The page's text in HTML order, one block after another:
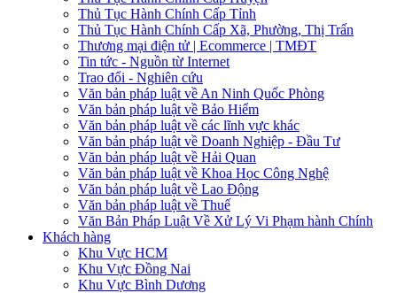
Thủ Tục Hành Chính Cấp Tỉnh
Thủ Tục Hành Chính Cấp Xã, Phường, Thị Trấn
Thương mại điện tử | Ecommerce | TMĐT
Tin tức - Nguồn từ Internet
Trao đổi - Nghiên cứu
Văn bản pháp luật về An Ninh Quốc Phòng
Văn bản pháp luật về Bảo Hiểm
Văn bản pháp luật về các lĩnh vực khác
Văn bản pháp luật về Doanh Nghiệp - Đầu Tư
Văn bản pháp luật về Hải Quan
Văn bản pháp luật về Khoa Học Công Nghệ
Văn bản pháp luật về Lao Động
Văn bản pháp luật về Thuế
Văn Bản Pháp Luật Về Xử Lý Vi Phạm hành Chính
Khách hàng
Khu Vực HCM
Khu Vực Đồng Nai
Khu Vực Bình Dương